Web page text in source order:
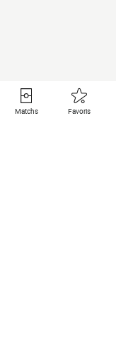
Matchs Favoris